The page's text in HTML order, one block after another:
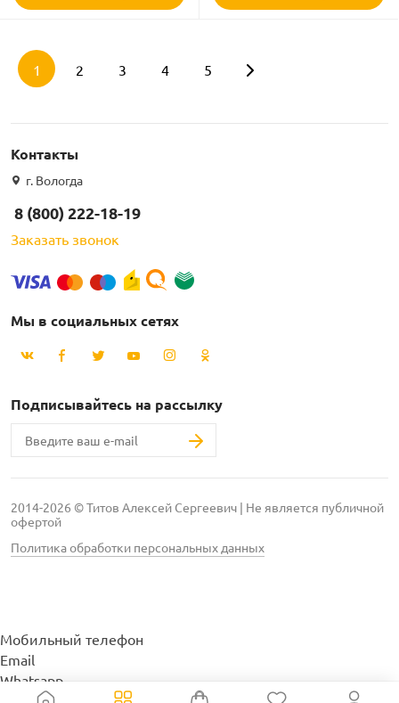
1 2 3 4 5
Контакты
г. Вологда
8 (800) 222-18-19
Заказать звонок
Мы в социальных сетях
Подписывайтесь на рассылку
2014-2026 © Титов Алексей Сергеевич | Не является публичной
офертой
Политика обработки персональных данных
Мобильный телефон
Email
Whatsapp